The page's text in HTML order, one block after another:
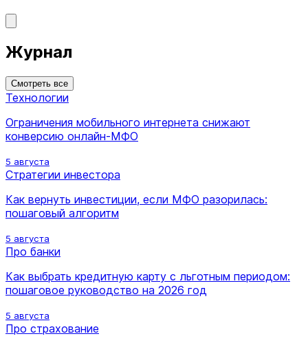
Журнал
Смотреть все
Технологии
Ограничения мобильного интернета снижают
конверсию онлайн-МФО
5 августа
Стратегии инвестора
Как вернуть инвестиции, если МФО разорилась:
пошаговый алгоритм
5 августа
Про банки
Как выбрать кредитную карту с льготным периодом:
пошаговое руководство на 2026 год
5 августа
Про страхование